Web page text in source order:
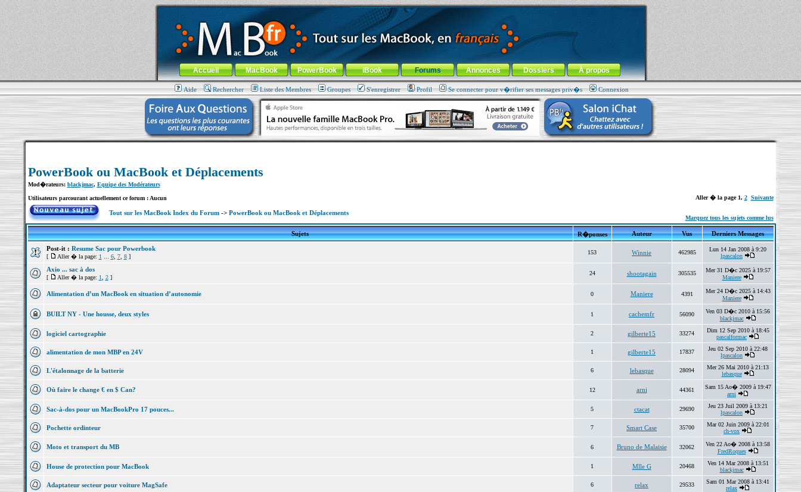
MacBook-fr.com : 100% Apple... 100% nomade !
Aller au contenu-Aller au menu général-Aller au menu de la rubrique
Menu général
Accueil MacBook PowerBook iBook Forums Annonces Dossiers À propos
Aide Rechercher Liste des Membres Groupes S'enregistrer Profil Se connecter pour v�rifier ses messages priv�s Connexion
PowerBook ou MacBook et Déplacements
Mod�rateurs: blackjmac, Equipe des Modérateurs
Utilisateurs parcourant actuellement ce forum : Aucun Aller � la page 1, 2 Suivante
Tout sur les MacBook Index du Forum-> PowerBook ou MacBook et Déplacements
Marquez tous les sujets comme lus
Sujets R�ponses Auteur Vus Derniers Messages
Post-it : Resume Sac pour Powerbook
[ Aller � la page: 1 6, 7, 8]
153 Winnie 462985
Lun 14 Jan 2008 à 9:20
lpascalon
Axio ... sac à dos
[ Aller � la page: 1 2]
24 shootagain 305535
Mer 31 D�c 2025 à 19:57
Maniere
Alimentation d’un MacBook en situation d’autonomie 0 Maniere 4391
Mer 24 D�c 2025 à 14:43
Maniere
BUILT NY - Une housse, deux styles 1 cachemfr 56090
Ven 03 D�c 2010 à 15:56
blackjmac
logiciel cartographie 2 gilberte15 33274
Dim 12 Sep 2010 à 18:45
pascalformac
alimentation de mon MBP en 24V 1 gilberte15 17837
Jeu 02 Sep 2010 à 22:48
lpascalon
L'étalonnage de la batterie 6 lebasque 28094
Mer 26 Mai 2010 à 21:13
lebasque
Où faire le change € en $ Can? 12 arni 44361
Sam 15 Ao� 2009 à 19:47
arni
Sac-à-dos pour un MacBookPro 17 pouces... 5 ctacat 29690
Jeu 23 Juil 2009 à 13:21
lpascalon
Pochette ordinteur 7 Smart Case 35700
Mar 02 Juin 2009 à 22:01
ch-vox
Moto et transport du MB 6 Bruno de Malaisie 32062
Ven 22 Ao� 2008 à 13:58
FredRoques
House de protection pour MacBook 1 Mlle G 20468
Ven 14 Mar 2008 à 13:51
blackjmac
Adaptateur secteur pour voiture MagSafe 6 relax 29533
Sam 01 Mar 2008 à 13:41
relax